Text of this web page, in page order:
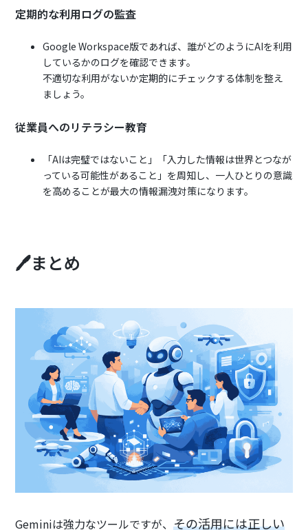
定期的な利用ログの監査
Google Workspace版であれば、誰がどのようにAIを利用
しているかのログを確認できます。
不適切な利用がないか定期的にチェックする体制を整え
ましょう。
従業員へのリテラシー教育
「AIは完璧ではないこと」「入力した情報は世界とつなが
っている可能性があること」を周知し、一人ひとりの意識
を高めることが最大の情報漏洩対策になります。
🖊️まとめ
Geminiは強力なツールですが、その活用には正しい